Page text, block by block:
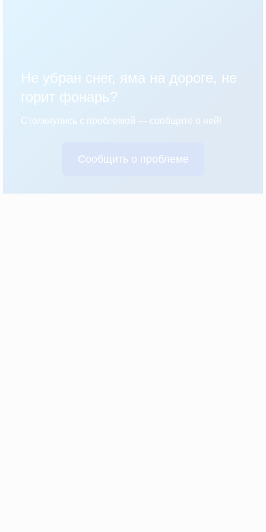
Не убран снег, яма на дороге, не
горит фонарь?
Столкнулись с проблемой — сообщите о ней!
Сообщить о проблеме